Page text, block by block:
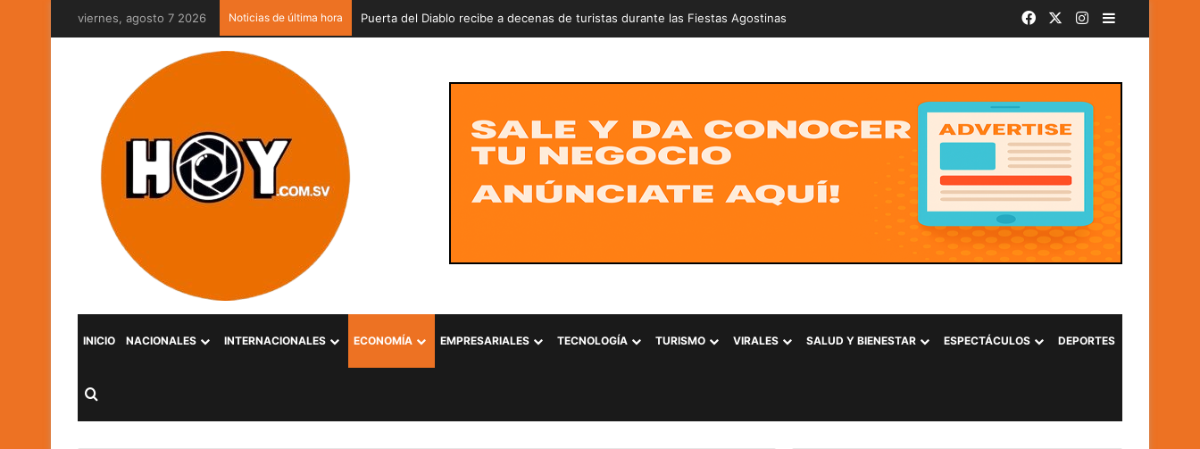
viernes, agosto 7 2026 Noticias de última hora Gabriella Izaguirre consigue contundente victoria en karate de Santo Domingo 2026 FacebookInstagram
Barra lateral
INICIO NACIONALES INTERNACIONALES ECONOMÍA EMPRESARIALES TECNOLOGÍA TURISMO VIRALES SALUD Y BIENESTAR ESPECTÁCULOS DEPORTES
Buscar por